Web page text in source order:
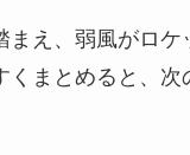
まえ、弱風がロケ
くまとめると、次